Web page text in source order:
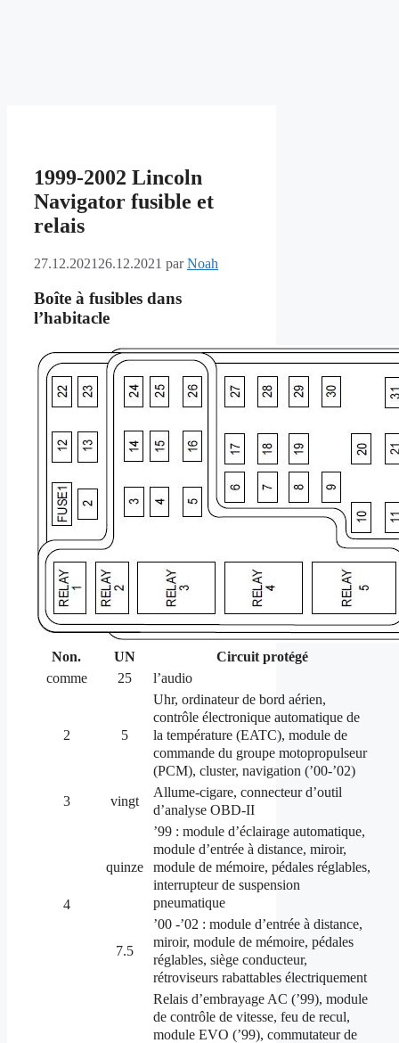
1999-2002 Lincoln
Navigator fusible et
relais
27.12.2021 26.12.2021 parNoah
Boîte à fusibles dans
l’habitacle
Non. UN
Circuit protégé
comme
25 l’audio
2 5
Uhr, ordinateur de bord aérien,
contrôle électronique automatique de
la température (EATC), module de
commande du groupe motopropulseur
(PCM), cluster, navigation (’00-’02)
3 vingt
Allume-cigare, connecteur d’outil
d’analyse OBD-II
4
quinze
’99 : module d’éclairage automatique,
module d’entrée à distance, miroir,
module de mémoire, pédales réglables,
interrupteur de suspension
pneumatique
7.5
’00 -’02 : module d’entrée à distance,
miroir, module de mémoire, pédales
réglables, siège conducteur,
rétroviseurs rabattables électriquement
Relais d’embrayage AC (’99), module
de contrôle de vitesse, feu de recul,
module EVO (’99), commutateur de